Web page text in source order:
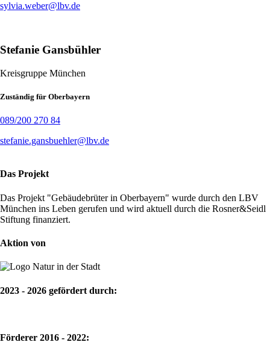
sylvia.weber@lbv.de
Stefanie Gansbühler
Kreisgruppe München
Zuständig für Oberbayern
089/200 270 84
stefanie.gansbuehler@lbv.de
Das Projekt
Das Projekt "Gebäudebrüter in Oberbayern" wurde durch den LBV
München ins Leben gerufen und wird aktuell durch die Rosner&Seidl
Stiftung finanziert.
Aktion von
2023 - 2026 gefördert durch:
Förderer 2016 - 2022: